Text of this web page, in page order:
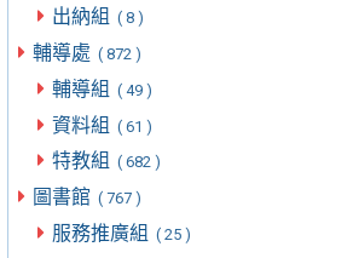
出納組 ( 8 )
輔導處 ( 872 )
輔導組 ( 49 )
資料組 ( 61 )
特教組 ( 682 )
圖書館 ( 767 )
服務推廣組 ( 25 )